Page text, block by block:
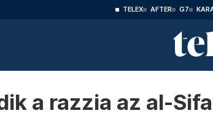
TELEX AFTER G7
a razzia az al-